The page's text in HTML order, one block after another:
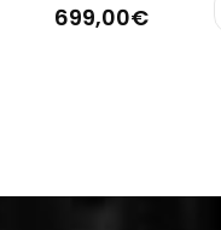
699,00€